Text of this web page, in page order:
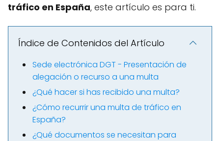
tráfico en España, este artículo es para ti.
Índice de Contenidos del Artículo
Sede electrónica DGT - Presentación de
alegación o recurso a una multa
¿Qué hacer si has recibido una multa?
¿Cómo recurrir una multa de tráfico en
España?
¿Qué documentos se necesitan para